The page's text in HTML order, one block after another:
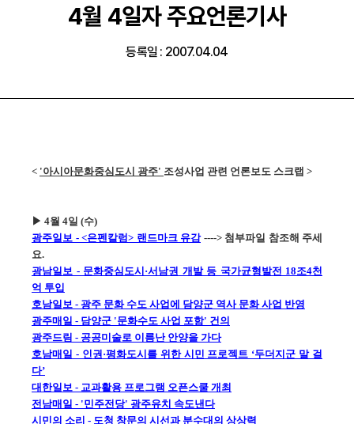
4월 4일자 주요언론기사
등록일 : 2007.04.04
< '아시아문화중심도시 광주' 조성사업 관련 언론보도 스크랩 >
▶ 4월 4일 (수)
광주일보 - <은펜칼럼> 랜드마크 유감----> 첨부파일 참조해 주세
요.
광남일보 - 문화중심도시·서남권 개발 등 국가균형발전 18조4천
억 투입
호남일보 - 광주 문화 수도 사업에 담양군 역사 문화 사업 반영
광주매일 - 담양군 '문화수도 사업 포함' 건의
광주드림 - 공공미술로 이름난 안양을 가다
호남매일 - 인권·평화도시를 위한 시민 프로젝트 ‘두더지군 말 걸
다’
대한일보 - 교과활용 프로그램 오픈스쿨 개최
전남매일 - '민주전당' 광주유치 속도낸다
시민의 소리 - 도청 창문의 시선과 분수대의 상상력